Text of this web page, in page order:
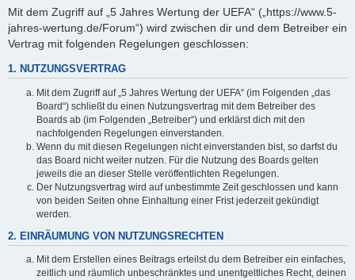
Mit dem Zugriff auf „5 Jahres Wertung der UEFA“ („https://www.5-
jahres-wertung.de/Forum“) wird zwischen dir und dem Betreiber ein
Vertrag mit folgenden Regelungen geschlossen:
1. NUTZUNGSVERTRAG
Mit dem Zugriff auf „5 Jahres Wertung der UEFA“ (im Folgenden „das
Board“) schließt du einen Nutzungsvertrag mit dem Betreiber des
Boards ab (im Folgenden „Betreiber“) und erklärst dich mit den
nachfolgenden Regelungen einverstanden.
Wenn du mit diesen Regelungen nicht einverstanden bist, so darfst du
das Board nicht weiter nutzen. Für die Nutzung des Boards gelten
jeweils die an dieser Stelle veröffentlichten Regelungen.
Der Nutzungsvertrag wird auf unbestimmte Zeit geschlossen und kann
von beiden Seiten ohne Einhaltung einer Frist jederzeit gekündigt
werden.
2. EINRÄUMUNG VON NUTZUNGSRECHTEN
Mit dem Erstellen eines Beitrags erteilst du dem Betreiber ein einfaches,
zeitlich und räumlich unbeschränktes und unentgeltliches Recht, deinen